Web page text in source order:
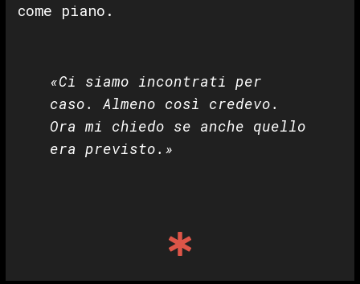
come piano.
«Ci siamo incontrati per
caso. Almeno così credevo.
Ora mi chiedo se anche quello
era previsto.»